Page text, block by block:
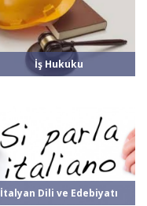
İş Hukuku
İtalyan Dili ve Edebiyatı